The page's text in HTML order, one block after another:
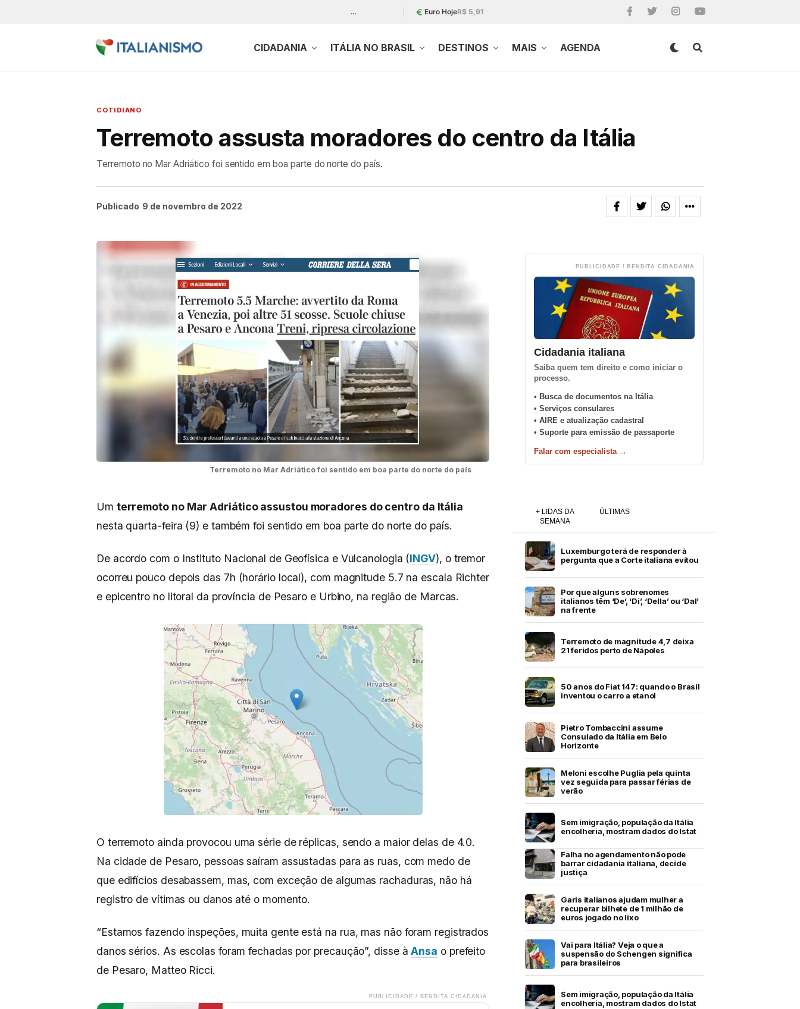
… Euro HojeR$ 5,91
CIDADANIA ITÁLIA NO BRASIL DESTINOS MAIS AGENDA
COTIDIANO
Terremoto assusta moradores do centro da Itália
Terremoto no Mar Adriático foi sentido em boa parte do norte do país.
Publicado 9 de novembro de 2022
Terremoto no Mar Adriático foi sentido em boa parte do norte do país
Um terremoto no Mar Adriático assustou moradores do centro da Itália
nesta quarta-feira (9) e também foi sentido em boa parte do norte do país.
De acordo com o Instituto Nacional de Geofísica e Vulcanologia (INGV), o tremor
ocorreu pouco depois das 7h (horário local), com magnitude 5.7 na escala Richter
e epicentro no litoral da província de Pesaro e Urbino, na região de Marcas.
O terremoto ainda provocou uma série de réplicas, sendo a maior delas de 4.0.
Na cidade de Pesaro, pessoas saíram assustadas para as ruas, com medo de
que edifícios desabassem, mas, com exceção de algumas rachaduras, não há
registro de vítimas ou danos até o momento.
“Estamos fazendo inspeções, muita gente está na rua, mas não foram registrados
danos sérios. As escolas foram fechadas por precaução”, disse àAnsa o prefeito
de Pesaro, Matteo Ricci.
PUBLICIDADE / BENDITA CIDADANIA
PUBLICIDADE / BENDITA CIDADANIA
Cidadania italiana
Saiba quem tem direito e como iniciar o
processo.
• Busca de documentos na Itália
• Serviços consulares
• AIRE e atualização cadastral
• Suporte para emissão de passaporte
Falar com especialista →
+ LIDAS DA
SEMANA
ÚLTIMAS
Luxemburgo terá de responder à
pergunta que a Corte italiana evitou
Por que alguns sobrenomes
italianos têm ‘De’, ‘Di’, ‘Della’ ou ‘Dal’
na frente
Terremoto de magnitude 4,7 deixa
21 feridos perto de Nápoles
50 anos do Fiat 147: quando o Brasil
inventou o carro a etanol
Pietro Tombaccini assume
Consulado da Itália em Belo
Horizonte
Meloni escolhe Puglia pela quinta
vez seguida para passar férias de
verão
Sem imigração, população da Itália
encolheria, mostram dados do Istat
Falha no agendamento não pode
barrar cidadania italiana, decide
justiça
Garis italianos ajudam mulher a
recuperar bilhete de 1 milhão de
euros jogado no lixo
Vai para Itália? Veja o que a
suspensão do Schengen significa
para brasileiros
Sem imigração, população da Itália
encolheria, mostram dados do Istat